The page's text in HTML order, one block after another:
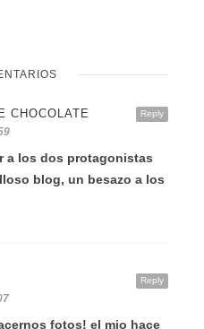
Reply
CHOCOLATE
a los dos protagonistas
blog, un besazo a los
Reply
fotos! el mio hace